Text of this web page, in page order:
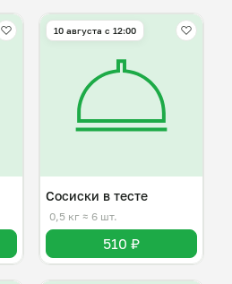
10 августа с 12:00
Сосиски в тесте
0,5 кг ≈ 6 шт.
510 ₽